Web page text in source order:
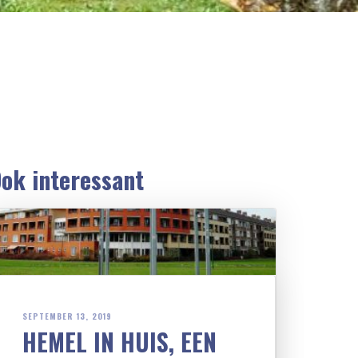
interessant
SEPTEMBER 13, 2019
HEMEL IN HUIS, EEN